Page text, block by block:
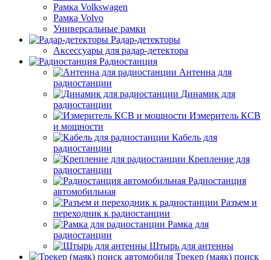
Рамка Volkswagen
Рамка Volvo
Универсальные рамки
Радар-детекторы
Аксессуары для радар-детектора
Радиостанция
Антенна для
радиостанции
Динамик для
радиостанции
Измеритель КСВ
и мощности
Кабель для
радиостанции
Крепление для
радиостанции
Радиостанция
автомобильная
Разъем и
переходник к радиостанции
Рамка для
радиостанции
Штырь для антенны
Трекер (маяк) поиск